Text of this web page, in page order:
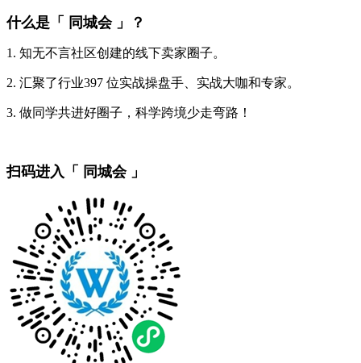
什么是「 同城会 」？
1. 知无不言社区创建的线下卖家圈子。
2. 汇聚了行业397 位实战操盘手、实战大咖和专家。
3. 做同学共进好圈子，科学跨境少走弯路！
扫码进入「 同城会 」